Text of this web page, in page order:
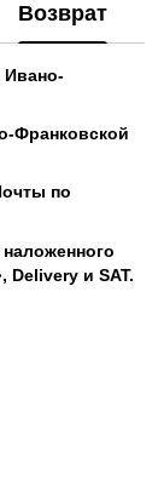
Возврат
Ивано-
Франковской
по
Delivery и SAT.